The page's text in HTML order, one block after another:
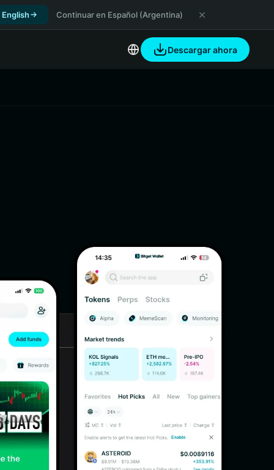
English Continuar en Español (Argentina)
Descargar ahora